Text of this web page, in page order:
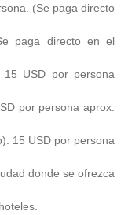
(Se paga directo
paga directo en el
USD por persona
por persona aprox.
15 USD por persona
donde se ofrezca